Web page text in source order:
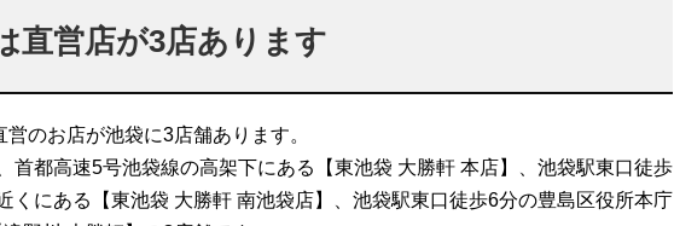
直営店が3店あります
のお店が池袋に3店舗あります。
首都高速5号池袋線の高架下にある【東池袋 大勝軒 本店】、池袋駅東口徒歩
くにある【東池袋 大勝軒 南池袋店】、池袋駅東口徒歩6分の豊島区役所本庁